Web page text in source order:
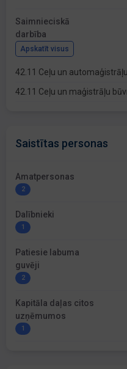
Saimnieciskā
darbība
Apskatīt visus
42.11 Ceļu un
42.11 Ceļu un maģistrāļu
Saistītas personas
Amatpersonas
2
Dalībnieki
1
Patiesie labuma
guvēji
2
Kapitāla daļas citos
uzņēmumos
1